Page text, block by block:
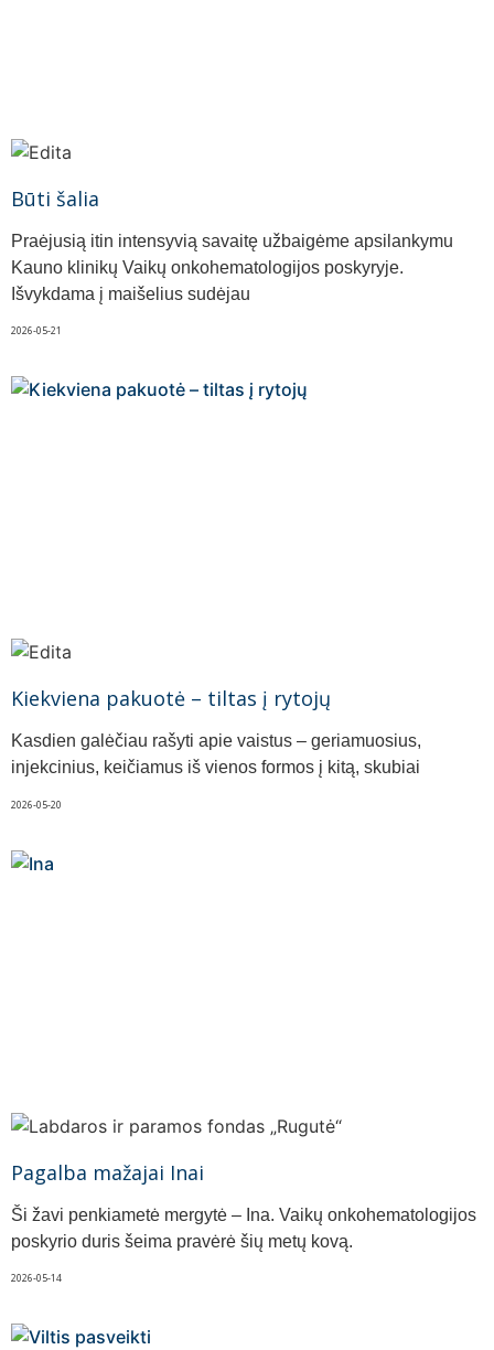
Būti šalia
Praėjusią itin intensyvią savaitę užbaigėme apsilankymu
Kauno klinikų Vaikų onkohematologijos poskyryje.
Išvykdama į maišelius sudėjau
2026-05-21
Kiekviena pakuotė – tiltas į rytojų
Kasdien galėčiau rašyti apie vaistus – geriamuosius,
injekcinius, keičiamus iš vienos formos į kitą, skubiai
2026-05-20
Pagalba mažajai Inai
Ši žavi penkiametė mergytė – Ina. Vaikų onkohematologijos
poskyrio duris šeima pravėrė šių metų kovą.
2026-05-14